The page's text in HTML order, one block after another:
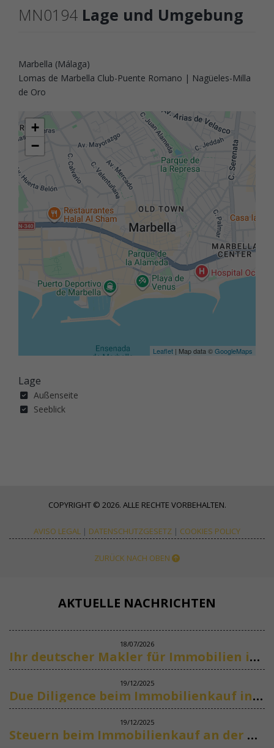
MN0194 Lage und Umgebung
Marbella (Málaga)
Lomas de Marbella Club-Puente Romano | Nagüeles-Milla
de Oro
+
−
Leaflet | Map data ©GoogleMaps
Lage
Außenseite
Seeblick
COPYRIGHT © 2026. ALLE RECHTE VORBEHALTEN.
AVISO LEGAL | DATENSCHUTZGESETZ | COOKIES POLICY
ZURÜCK NACH OBEN
AKTUELLE NACHRICHTEN
18/07/2026
Ihr deutscher Makler für Immobilien in Marbella
19/12/2025
Due Diligence beim Immobilienkauf in Spanien
19/12/2025
Steuern beim Immobilienkauf an der Costa del Sol